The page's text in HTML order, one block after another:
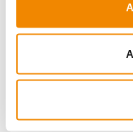
Ihr Berater für